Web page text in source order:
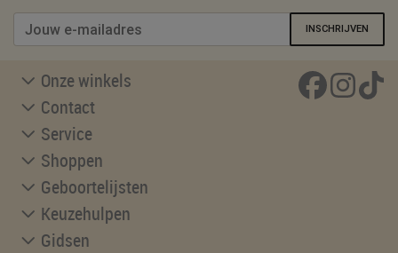
INSCHRIJVEN
Onze winkels
Contact
Service
Shoppen
Geboortelijsten
Keuzehulpen
Gidsen